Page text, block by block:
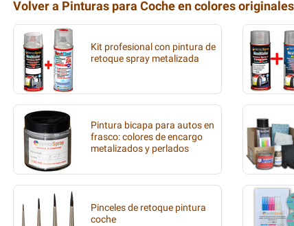
Volver a Pinturas para Coche en colores
Kit profesional con pintura de
retoque spray metalizada
Pintura bicapa para autos en
frasco: colores de encargo
metalizados y perlados
Pinceles de retoque pintura
coche